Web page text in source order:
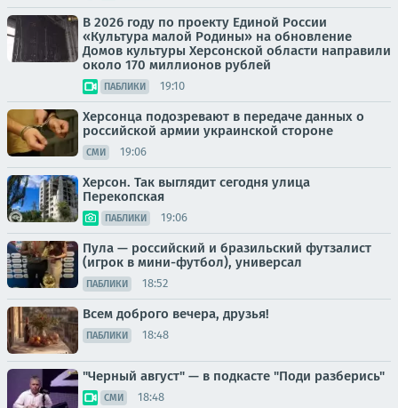
В 2026 году по проекту Единой России
«Культура малой Родины» на обновление
Домов культуры Херсонской области направили
около 170 миллионов рублей
ПАБЛИКИ 19:10
Херсонца подозревают в передаче данных о
российской армии украинской стороне
СМИ 19:06
Херсон. Так выглядит сегодня улица
Перекопская
ПАБЛИКИ 19:06
Пула — российский и бразильский футзалист
(игрок в мини-футбол), универсал
ПАБЛИКИ 18:52
Всем доброго вечера, друзья!
ПАБЛИКИ 18:48
"Черный август" — в подкасте "Поди разберись"
СМИ 18:48